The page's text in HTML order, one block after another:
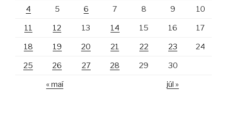
4 5 6 7 8 9 10
11 12 13 14 15 16 17
18 19 20 21 22 23 24
25 26 27 28 29 30
« maí júl »